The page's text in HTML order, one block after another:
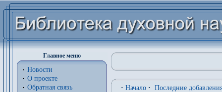
Главное меню
Новости
О проекте
Обратная связь
· Начало · Последние